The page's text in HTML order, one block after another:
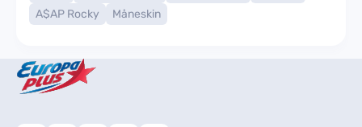
A$AP Rocky
Måneskin